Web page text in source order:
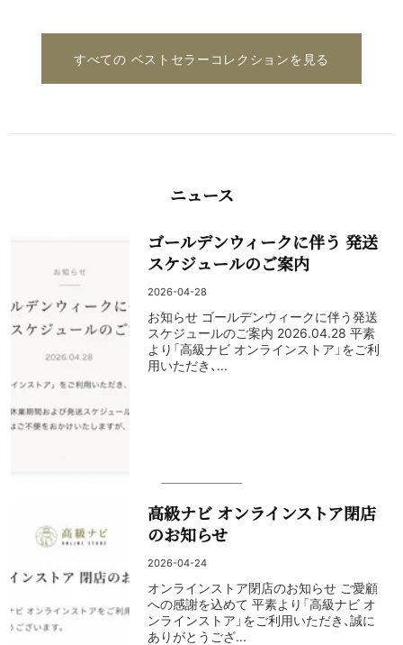
すべての ベストセラーコレクションを見る
ニュース
ゴールデンウィークに伴う 発送
スケジュールのご案内
2026-04-28
お知らせ ゴールデンウィークに伴う発送
スケジュールのご案内 2026.04.28 平素
より「高級ナビ オンラインストア」をご利
用いただき、...
高級ナビ オンラインストア閉店
のお知らせ
2026-04-24
オンラインストア閉店のお知らせ ご愛顧
への感謝を込めて 平素より「高級ナビ オ
ンラインストア」をご利用いただき、誠に
ありがとうござ...